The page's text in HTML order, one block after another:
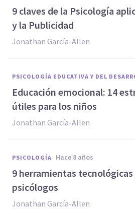
9 claves de la Psicología
y la Publicidad
Jonathan García-Allen
PSICOLOGÍA EDUCATIVA Y DEL
​Educación emocional: 14
útiles para los niños
Jonathan García-Allen
PSICOLOGÍA hace 8 años
9 herramientas
psicólogos
Jonathan García-Allen